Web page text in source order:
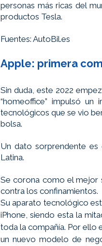
personas más ricas del
productos Tesla.
Fuentes: AutoBil.es
Apple: primera
Sin duda, este 2022
“homeoffice” impulsó
tecnológicos que se vio
bolsa.
Un dato sorprendente es
Latina.
Se corona como el mejor
contra los confinamientos.
Su aparato tecnológico
iPhone, siendo esta la
toda la compañía. Por ello
un nuevo modelo de